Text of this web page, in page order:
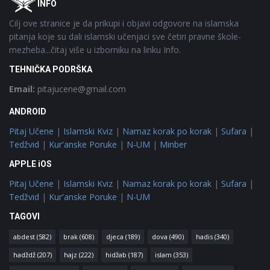
INFO
Cilj ove stranice je da prikupi i objavi odgovore na islamska
pitanja koje su dali islamski učenjaci sve četiri pravne škole-
mezheba...čitaj više u izborniku na linku Info.
TEHNIČKA PODRŠKA
Email: pitajucene@gmail.com
ANDROID
Pitaj Učene | Islamski Kviz | Namaz korak po korak | Sufara |
Tedžvid | Kur'anske Poruke | N-UM | Minber
APPLE iOS
Pitaj Učene | Islamski Kviz | Namaz korak po korak | Sufara |
Tedžvid | Kur'anske Poruke | N-UM
TAGOVI
abdest (582) brak (608) djeca (189) dova (490) hadis (340)
hadždž (207) hajz (222) hidžab (187) islam (353)